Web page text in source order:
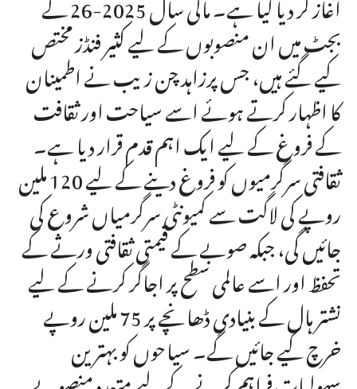
بجٹ میں ان منصوبوں کے لیے کثیر فنڈز مختص
کیے گئے ہیں، جس پرزاہد چن زیب نے اطمینان
کا اظہار کرتے ہوئے اسے سیاحت اور ثقافت
کے فروغ کے لیے ایک اہم قدم قرار دیا ہے۔
ثقافتی سرگرمیوں کو فروغ دینے کے لیے 120 ملین
روپے کی لاگت سے کمیونٹی سرگرمیاں شروع کی
جائیں گی، جبکہ صوبے کے قیمتی ثقافتی ورثے کے
تحفظ اور اسے عالمی سطح پر اجاگر کرنے کے لیے
نشتر ہال کے بنیادی ڈھانچے پر 75 ملین روپے
خرچ کیے جائیں گے۔ سیاحوں کو بہترین